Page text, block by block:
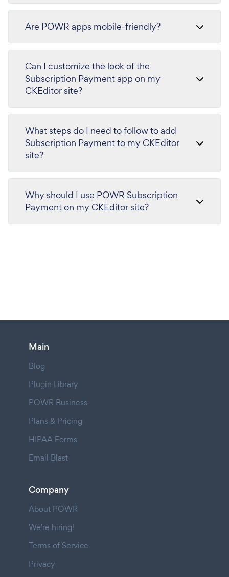
Are POWR apps mobile-friendly?
Can I customize the look of the
Subscription Payment app on my
CKEditor site?
What steps do I need to follow to add
Subscription Payment to my CKEditor
site?
Why should I use POWR Subscription
Payment on my CKEditor site?
Main
Blog
Plugin Library
POWR Business
Plans & Pricing
HIPAA Forms
Email Blast
Company
About POWR
We're hiring!
Terms of Service
Privacy